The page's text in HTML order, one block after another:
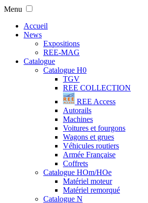
Menu
Accueil
News
Expositions
REE-MAG
Catalogue
Catalogue H0
TGV
REE COLLECTION
REE Access
Autorails
Machines
Voitures et fourgons
Wagons et grues
Véhicules routiers
Armée Française
Coffrets
Catalogue HOm/HOe
Matériel moteur
Matériel remorqué
Catalogue N